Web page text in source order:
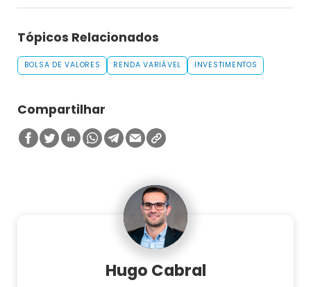
Tópicos Relacionados
BOLSA DE VALORES RENDA VARIÁVEL INVESTIMENTOS
Compartilhar
Hugo Cabral